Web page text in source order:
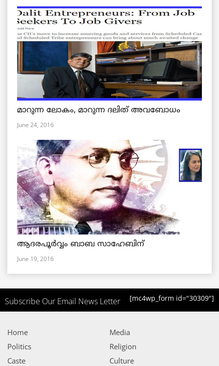
മാറുന്ന ലോകം, മാറുന്ന ദലിത് അവബോധം
June 24, 2016
ആദരപൂര്‍വ്വം ബാബ സാഹേബിന്
June 19, 2016
Subscribe Our Email News Letter [mc4wp_form id="30309"]
Home
Politics
Caste
Media
Religion
Culture